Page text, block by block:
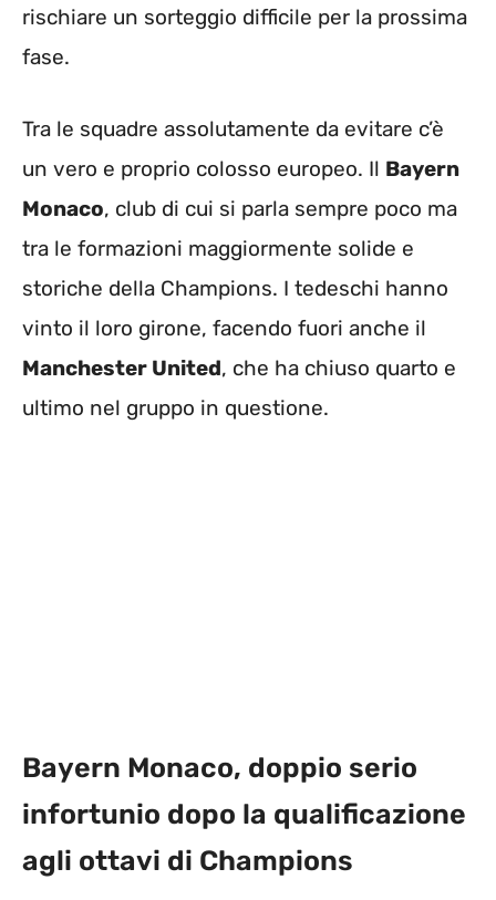
rischiare un sorteggio difficile per la prossima
fase.
Tra le squadre assolutamente da evitare c’è
un vero e proprio colosso europeo. Il Bayern
Monaco, club di cui si parla sempre poco ma
tra le formazioni maggiormente solide e
storiche della Champions. I tedeschi hanno
vinto il loro girone, facendo fuori anche il
Manchester United, che ha chiuso quarto e
ultimo nel gruppo in questione.
Bayern Monaco, doppio serio
infortunio dopo la qualificazione
agli ottavi di Champions